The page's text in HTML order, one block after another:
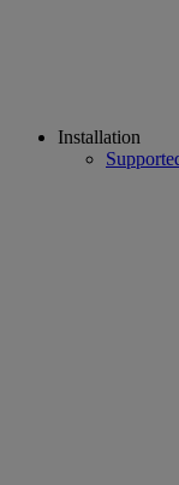
Installation